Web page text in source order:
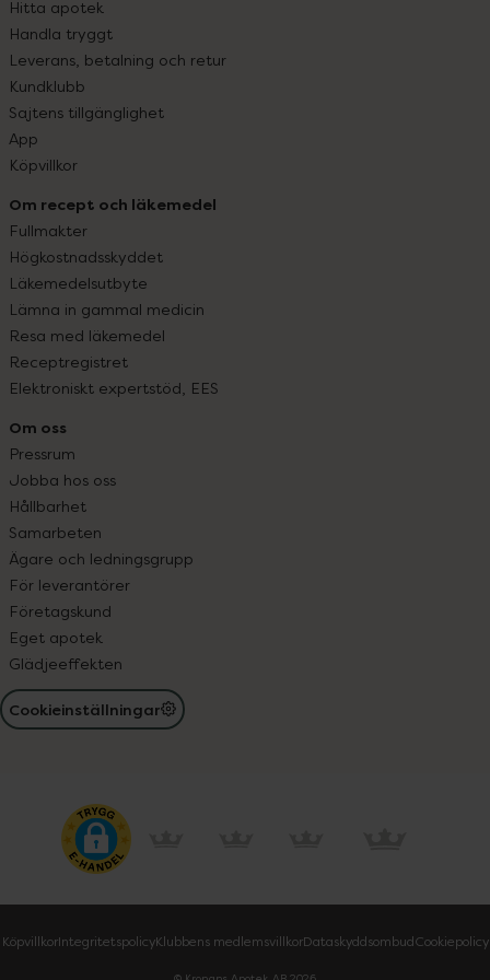
Hitta apotek
Handla tryggt
Leverans, betalning och retur
Kundklubb
Sajtens tillgänglighet
App
Köpvillkor
Om recept och läkemedel
Fullmakter
Högkostnadsskyddet
Läkemedelsutbyte
Lämna in gammal medicin
Resa med läkemedel
Receptregistret
Elektroniskt expertstöd, EES
Om oss
Pressrum
Jobba hos oss
Hållbarhet
Samarbeten
Ägare och ledningsgrupp
För leverantörer
Företagskund
Eget apotek
Glädjeeffekten
Cookieinställningar
KöpvillkorIntegritetspolicyKlubbens medlemsvillkorDataskyddsombudCookiepolicy